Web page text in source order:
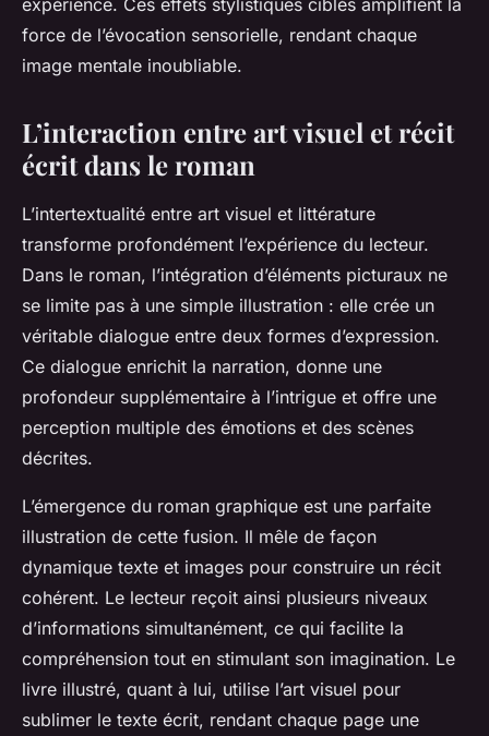
expérience. Ces effets stylistiques ciblés amplifient la
force de l’évocation sensorielle, rendant chaque
image mentale inoubliable.
L’interaction entre art visuel et récit
écrit dans le roman
L’intertextualité entre art visuel et littérature
transforme profondément l’expérience du lecteur.
Dans le roman, l’intégration d’éléments picturaux ne
se limite pas à une simple illustration : elle crée un
véritable dialogue entre deux formes d’expression.
Ce dialogue enrichit la narration, donne une
profondeur supplémentaire à l’intrigue et offre une
perception multiple des émotions et des scènes
décrites.
L’émergence du roman graphique est une parfaite
illustration de cette fusion. Il mêle de façon
dynamique texte et images pour construire un récit
cohérent. Le lecteur reçoit ainsi plusieurs niveaux
d’informations simultanément, ce qui facilite la
compréhension tout en stimulant son imagination. Le
livre illustré, quant à lui, utilise l’art visuel pour
sublimer le texte écrit, rendant chaque page une